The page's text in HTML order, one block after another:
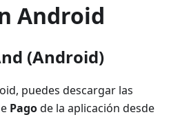
Android
(Android)
puedes descargar las
Pagode la aplicación desde